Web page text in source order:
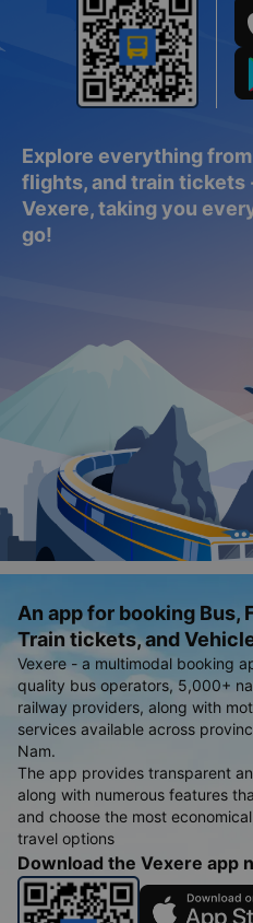
Explore everything
flights, and train tickets
Vexere, taking you
go!
An app for booking Bus,
Train tickets, and
Vexere - a multimodal booking
quality bus operators, 5,000+
railway providers, along with
services available across
Nam.
The app provides transparent
along with numerous features
and choose the most
travel options
Download the Vexere app